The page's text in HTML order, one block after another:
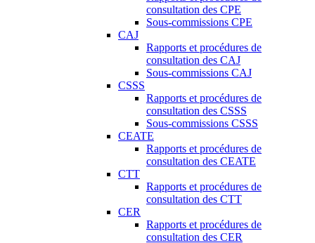
consultation des CPE
Sous-commissions CPE
CAJ
Rapports et procédures de
consultation des CAJ
Sous-commissions CAJ
CSSS
Rapports et procédures de
consultation des CSSS
Sous-commissions CSSS
CEATE
Rapports et procédures de
consultation des CEATE
CTT
Rapports et procédures de
consultation des CTT
CER
Rapports et procédures de
consultation des CER